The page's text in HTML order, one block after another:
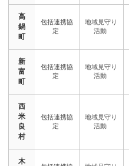
高
鍋
町
新
富
町
西
米
良
村
木